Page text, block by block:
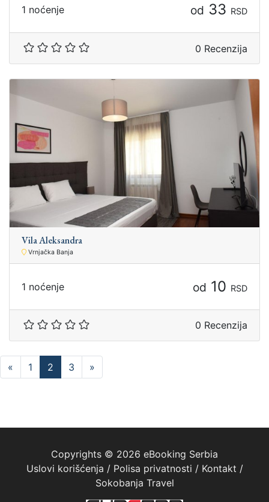
1 noćenje od 33 RSD
0 Recenzija
Vila Aleksandra
Vrnjačka Banja
1 noćenje od 10 RSD
0 Recenzija
« 1 2 3 »
Copyrights © 2026 eBooking Serbia
Uslovi korišćenja / Polisa privatnosti / Kontakt /
Sokobanja Travel